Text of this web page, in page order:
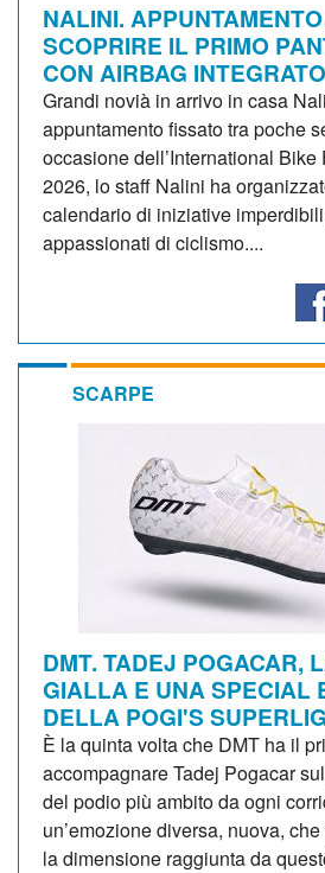
NALINI.
SCOPRIRE IL PRIMO
CON AIRBAG INTEGRATO
Grandi novià in arrivo in casa
appuntamento fissato tra poche
occasione dell’International
2026, lo staff Nalini ha
calendario di iniziative
appassionati di ciclismo....
SCARPE
DMT. TADEJ POGACAR,
GIALLA E UNA SPECIAL
DELLA POGI'S
È la quinta volta che DMT ha il
accompagnare Tadej Pogacar
del podio più ambito da ogni
un’emozione diversa, nuova,
la dimensione raggiunta da